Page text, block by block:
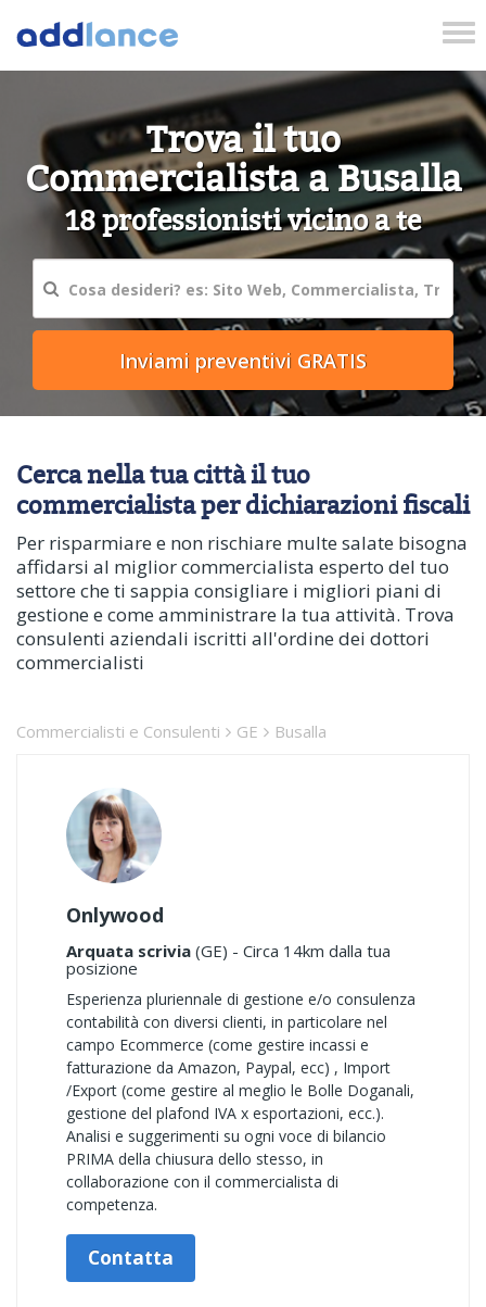
Trova il tuo
Commercialista a Busalla
18 professionisti vicino a te
Cerca nella tua città il tuo
commercialista per dichiarazioni fiscali
Per risparmiare e non rischiare multe salate bisogna
affidarsi al miglior commercialista esperto del tuo
settore che ti sappia consigliare i migliori piani di
gestione e come amministrare la tua attività. Trova
consulenti aziendali iscritti all'ordine dei dottori
commercialisti
Commercialisti e Consulenti GE Busalla
Onlywood
Arquata scrivia (GE) - Circa 14km dalla tua
posizione
Esperienza pluriennale di gestione e/o consulenza
contabilità con diversi clienti, in particolare nel
campo Ecommerce (come gestire incassi e
fatturazione da Amazon, Paypal, ecc) , Import
/Export (come gestire al meglio le Bolle Doganali,
gestione del plafond IVA x esportazioni, ecc.).
Analisi e suggerimenti su ogni voce di bilancio
PRIMA della chiusura dello stesso, in
collaborazione con il commercialista di
competenza.
Contatta